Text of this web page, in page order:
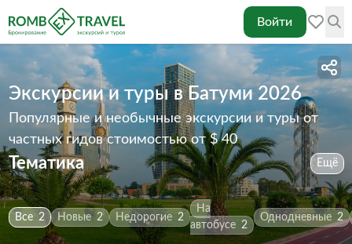
Войти
Экскурсии и туры в Батуми 2026
Популярные и необычные экскурсии и туры от
частных гидовстоимостью от $ 40
Тематика Ещё
Все 2 Новые 2 Недорогие 2
На
автобусе 2
Однодневные 2